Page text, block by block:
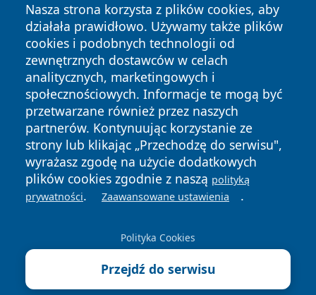
Nasza strona korzysta z plików cookies, aby
działała prawidłowo. Używamy także plików
cookies i podobnych technologii od
zewnętrznych dostawców w celach
analitycznych, marketingowych i
społecznościowych. Informacje te mogą być
przetwarzane również przez naszych
partnerów. Kontynuując korzystanie ze
strony lub klikając „Przechodzę do serwisu",
wyrażasz zgodę na użycie dodatkowych
plików cookies zgodnie z naszą polityką
prywatności. Zaawansowane ustawienia .
Polityka Cookies
Przejdź do serwisu
Copyright © 2026 kielceinfo.pl Wszystkie prawa zastrzeżone.
News Autorzy
Polityka
Prywatności
Polityka
Cookies